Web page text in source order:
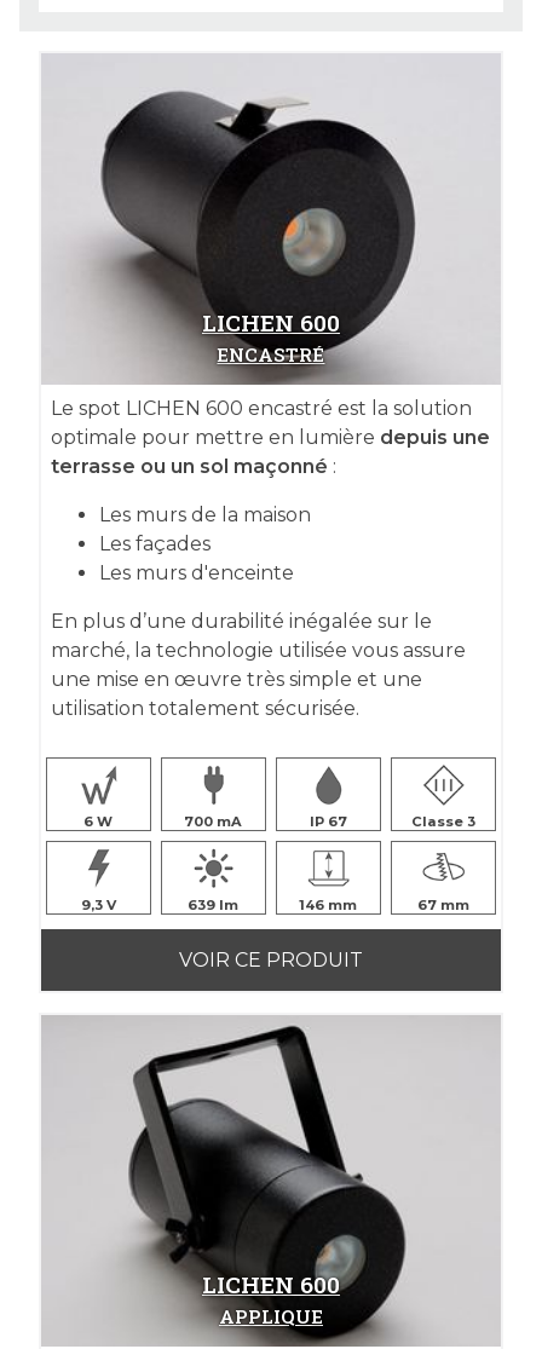
LICHEN 600
ENCASTRÉ
Le spot LICHEN 600 encastré est la solution
optimale pour mettre en lumière depuis une
terrasse ou un sol maçonné :
Les murs de la maison
Les façades
Les murs d'enceinte
En plus d’une durabilité inégalée sur le
marché, la technologie utilisée vous assure
une mise en œuvre très simple et une
utilisation totalement sécurisée.
6 700 IP 67 Classe 3
9,3 639 146 67
VOIR CE PRODUIT
LICHEN 600
APPLIQUE